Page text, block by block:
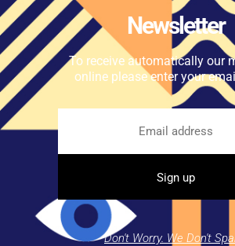
Newsletter
To receive automatically our
online please enter your
Don't Worry. We Don't